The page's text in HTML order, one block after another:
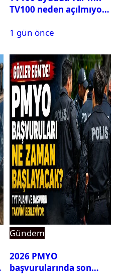
TV100 neden açılmıyor?
1 gün önce
Gündem
2026 PMYO
başvurularında son